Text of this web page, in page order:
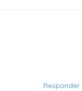
Responder